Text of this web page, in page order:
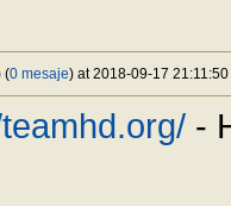
(0 mesaje) at 2018-09-17
-